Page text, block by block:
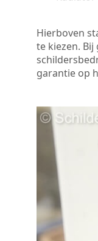
Hierboven
te kiezen.
garantie op